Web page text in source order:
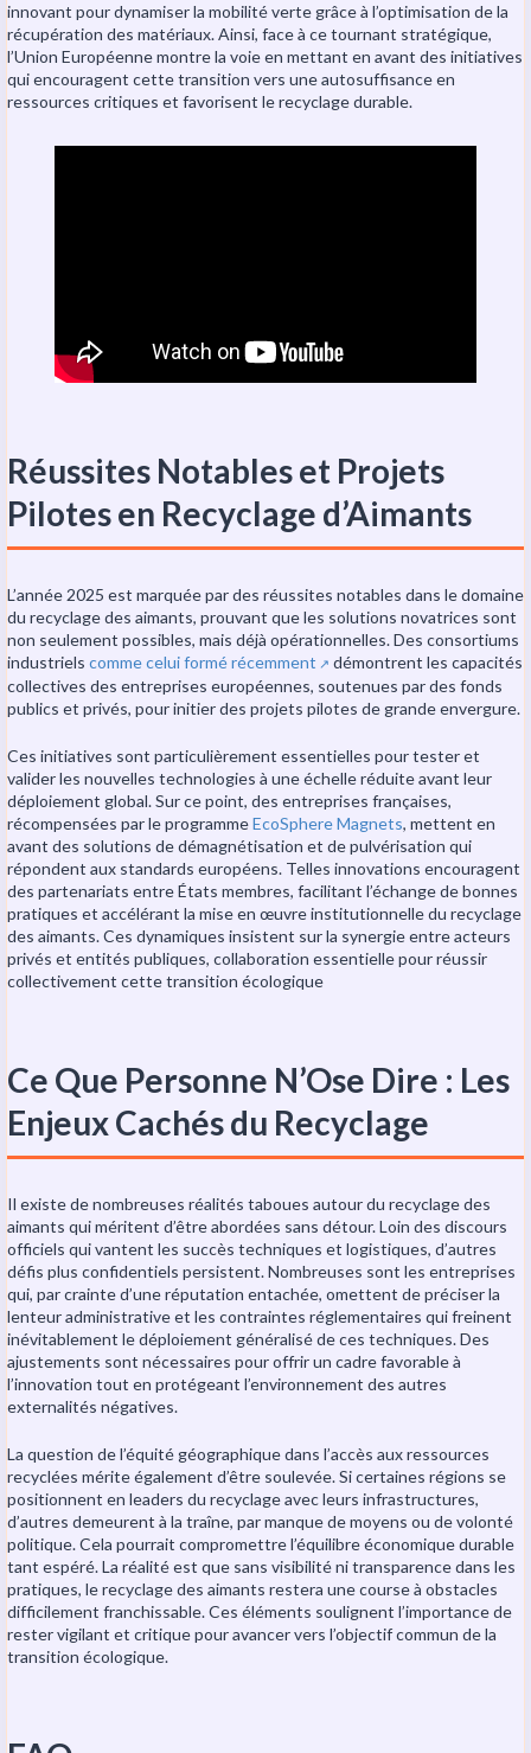
innovant pour dynamiser la mobilité verte grâce à l’optimisation de la
récupération des matériaux. Ainsi, face à ce tournant stratégique,
l’Union Européenne montre la voie en mettant en avant des initiatives
qui encouragent cette transition vers une autosuffisance en
ressources critiques et favorisent le recyclage durable.
Réussites Notables et Projets
Pilotes en Recyclage d’Aimants
L’année 2025 est marquée par des réussites notables dans le domaine
du recyclage des aimants, prouvant que les solutions novatrices sont
non seulement possibles, mais déjà opérationnelles. Des consortiums
industriels comme celui formé récemment ↗️ démontrent les capacités
collectives des entreprises européennes, soutenues par des fonds
publics et privés, pour initier des projets pilotes de grande envergure.
Ces initiatives sont particulièrement essentielles pour tester et
valider les nouvelles technologies à une échelle réduite avant leur
déploiement global. Sur ce point, des entreprises françaises,
récompensées par le programmeEcoSphere Magnets, mettent en
avant des solutions de démagnétisation et de pulvérisation qui
répondent aux standards européens. Telles innovations encouragent
des partenariats entre États membres, facilitant l’échange de bonnes
pratiques et accélérant la mise en œuvre institutionnelle du recyclage
des aimants. Ces dynamiques insistent sur la synergie entre acteurs
privés et entités publiques, collaboration essentielle pour réussir
collectivement cette transition écologique
Ce Que Personne N’Ose Dire : Les
Enjeux Cachés du Recyclage
Il existe de nombreuses réalités taboues autour du recyclage des
aimants qui méritent d’être abordées sans détour. Loin des discours
officiels qui vantent les succès techniques et logistiques, d’autres
défis plus confidentiels persistent. Nombreuses sont les entreprises
qui, par crainte d’une réputation entachée, omettent de préciser la
lenteur administrative et les contraintes réglementaires qui freinent
inévitablement le déploiement généralisé de ces techniques. Des
ajustements sont nécessaires pour offrir un cadre favorable à
l’innovation tout en protégeant l’environnement des autres
externalités négatives.
La question de l’équité géographique dans l’accès aux ressources
recyclées mérite également d’être soulevée. Si certaines régions se
positionnent en leaders du recyclage avec leurs infrastructures,
d’autres demeurent à la traîne, par manque de moyens ou de volonté
politique. Cela pourrait compromettre l’équilibre économique durable
tant espéré. La réalité est que sans visibilité ni transparence dans les
pratiques, le recyclage des aimants restera une course à obstacles
difficilement franchissable. Ces éléments soulignent l’importance de
rester vigilant et critique pour avancer vers l’objectif commun de la
transition écologique.